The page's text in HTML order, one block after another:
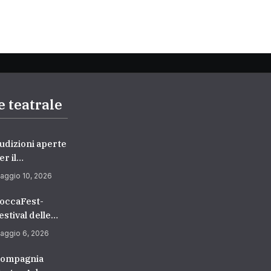
teatrale
aperte
il
di
di
2027) |
di
10, 2026
delle
Sceniche
6, 2026